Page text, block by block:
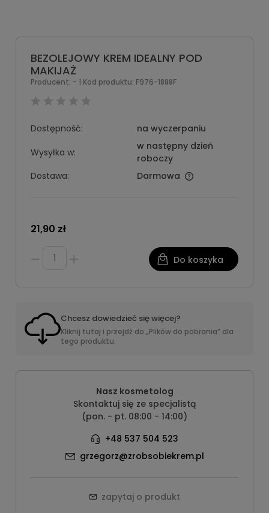
BEZOLEJOWY KREM IDEALNY POD
MAKIJAŻ
Producent: - | Kod produktu: F976-1888F
Dostępność:
na wyczerpaniu
Wysyłka w:
w następny dzień
roboczy
Dostawa:
Darmowa
21,90 zł
Do koszyka
Chcesz dowiedzieć się więcej?
Kliknij tutaj i przejdź do „Plików do pobrania” dla
tego produktu.
Nasz kosmetolog
Skontaktuj się ze specjalistą
(pon. - pt. 08:00 - 14:00)
+48 537 504 523
grzegorz@zrobsobiekrem.pl
zapytaj o produkt